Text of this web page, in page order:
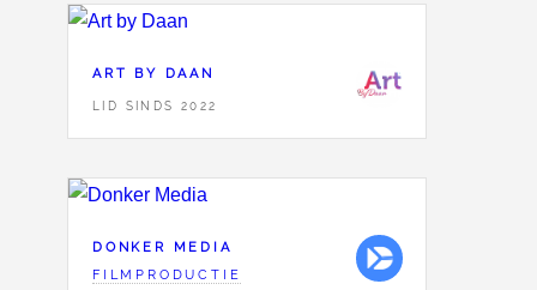
ART BY DAAN
LID SINDS 2022
DONKER MEDIA
FILMPRODUCTIE